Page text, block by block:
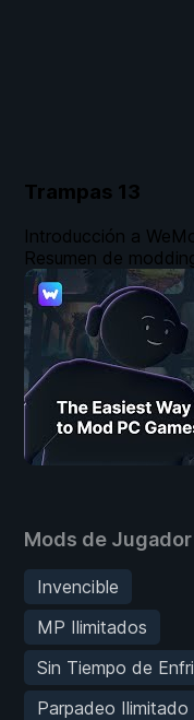
Trampas 13
Mods de Jugador
Invencible
MP Ilimitados
Sin Tiempo de
Parpadeo Ilimitado
Introducción a
Resumen de